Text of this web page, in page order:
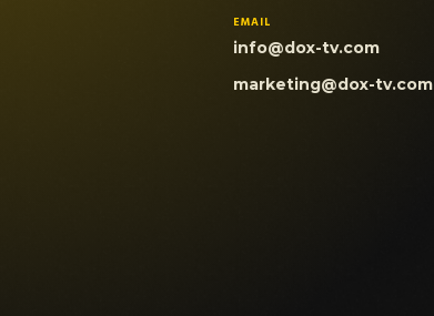
EMAIL
info@dox-tv.com
marketing@dox-tv.com